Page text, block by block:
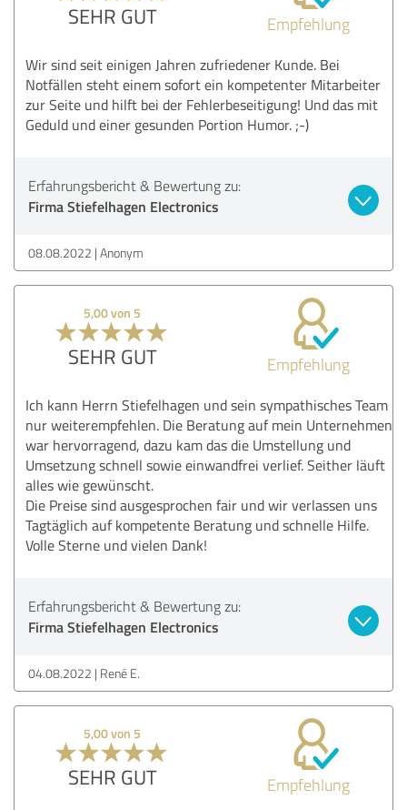
SEHR GUT Empfehlung
Wir sind seit einigen Jahren zufriedener Kunde. Bei
Notfällen steht einem sofort ein kompetenter Mitarbeiter
zur Seite und hilft bei der Fehlerbeseitigung! Und das mit
Geduld und einer gesunden Portion Humor. ;-)
Erfahrungsbericht & Bewertung zu:
Firma Stiefelhagen Electronics
08.08.2022 Anonym
5,00 von 5
SEHR GUT Empfehlung
Ich kann Herrn Stiefelhagen und sein sympathisches Team
nur weiterempfehlen. Die Beratung auf mein Unternehmen
war hervorragend, dazu kam das die Umstellung und
Umsetzung schnell sowie einwandfrei verlief. Seither läuft
alles wie gewünscht.
Die Preise sind ausgesprochen fair und wir verlassen uns
Tagtäglich auf kompetente Beratung und schnelle Hilfe.
Volle Sterne und vielen Dank!
Erfahrungsbericht & Bewertung zu:
Firma Stiefelhagen Electronics
04.08.2022 René E.
5,00 von 5
SEHR GUT Empfehlung